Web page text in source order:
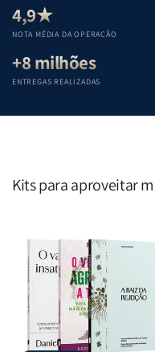
Teológica
Penkal
Penkal
4,9★
NOTA MÉDIA DA OPERAÇÃO
+8 milhões
ENTREGAS REALIZADAS
Kits para aproveitar